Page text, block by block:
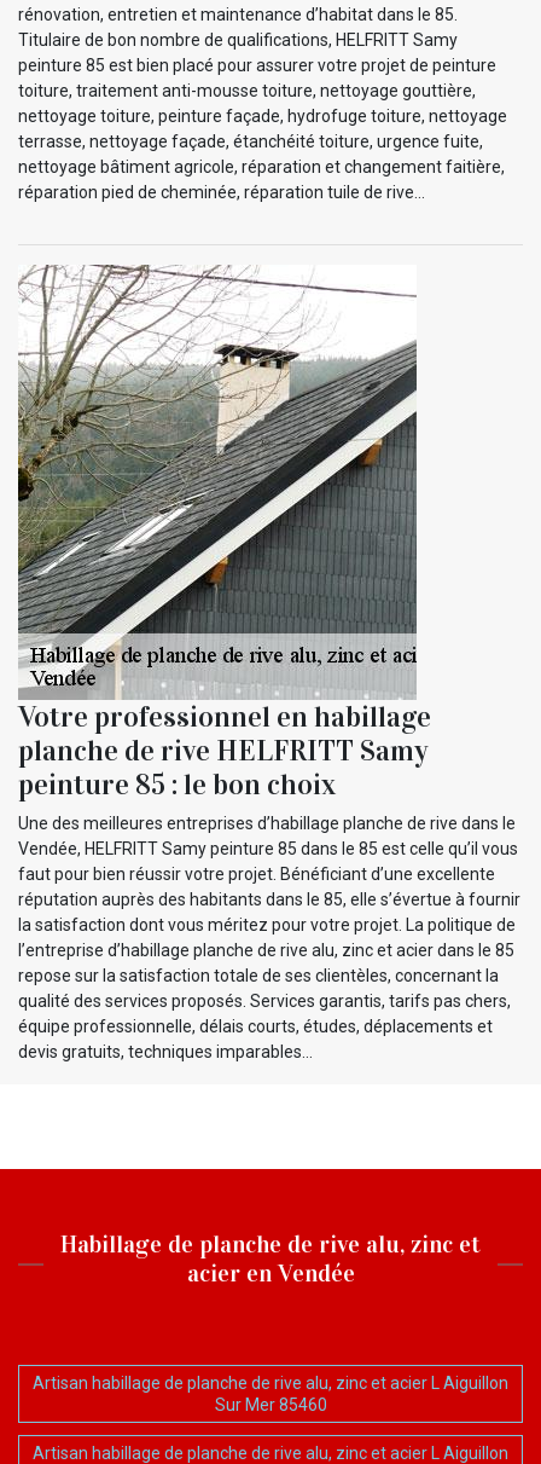
rénovation, entretien et maintenance d’habitat dans le 85.
Titulaire de bon nombre de qualifications, HELFRITT Samy
peinture 85 est bien placé pour assurer votre projet de peinture
toiture, traitement anti-mousse toiture, nettoyage gouttière,
nettoyage toiture, peinture façade, hydrofuge toiture, nettoyage
terrasse, nettoyage façade, étanchéité toiture, urgence fuite,
nettoyage bâtiment agricole, réparation et changement faitière,
réparation pied de cheminée, réparation tuile de rive…
Votre professionnel en habillage
planche de rive HELFRITT Samy
peinture 85 : le bon choix
Une des meilleures entreprises d’habillage planche de rive dans le
Vendée, HELFRITT Samy peinture 85 dans le 85 est celle qu’il vous
faut pour bien réussir votre projet. Bénéficiant d’une excellente
réputation auprès des habitants dans le 85, elle s’évertue à fournir
la satisfaction dont vous méritez pour votre projet. La politique de
l’entreprise d’habillage planche de rive alu, zinc et acier dans le 85
repose sur la satisfaction totale de ses clientèles, concernant la
qualité des services proposés. Services garantis, tarifs pas chers,
équipe professionnelle, délais courts, études, déplacements et
devis gratuits, techniques imparables…
Habillage de planche de rive alu, zinc et
acier en Vendée
Artisan habillage de planche de rive alu, zinc et acier L Aiguillon
Sur Mer 85460
Artisan habillage de planche de rive alu, zinc et acier L Aiguillon